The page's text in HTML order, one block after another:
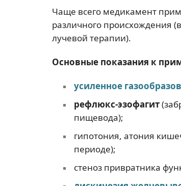
Чаще всего медикамент
различного происхождения
лучевой терапии).
Основные показания к
усиленное
рефлюкс-эзофагит
пищевода);
гипотония, атония
периоде);
стеноз привратника